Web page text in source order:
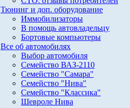
Тюнинг и доп. оборудование
Иммобилизаторы
В помощь автовладельцу
Бортовые компьютеры
Все об автомобилях
Выбор автомобиля
Семейство ВАЗ-2110
Семейство "Самара"
Семейство "Нива"
Семейство "Классика"
Шевроле Нива